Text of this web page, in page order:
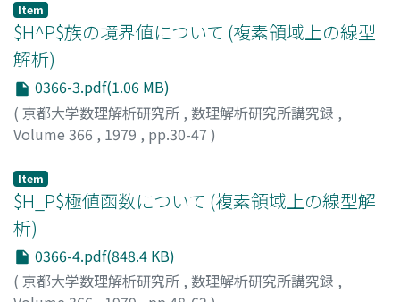
Item
$H^P$族の境界値について (複素領域上の線型
解析)
0366-3.pdf(1.06 MB)
( 京都大学数理解析研究所 , 数理解析研究所講究録 ,
Volume 366 , 1979 , pp.30-47 )
Item
$H_P$極値函数について (複素領域上の線型解
析)
0366-4.pdf(848.4 KB)
( 京都大学数理解析研究所 , 数理解析研究所講究録 ,